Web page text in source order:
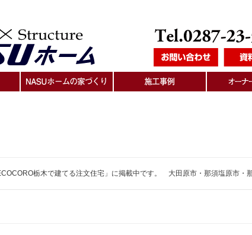
栃木で建てる注文住宅」に掲載中です。 大田原市・那須塩原市・